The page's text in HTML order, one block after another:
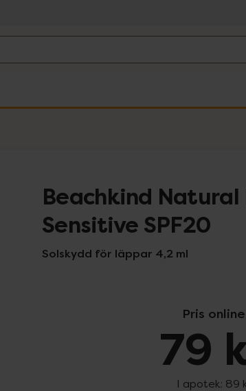
Beachkind Natural
Sensitive SPF20
Solskydd för läppar 4,2 ml
Pris online
79
I apotek: 89